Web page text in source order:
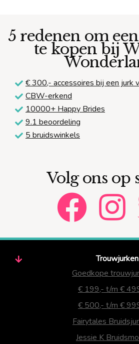
5 redenen om
te kopen bij
€ 300,- accessoires bij een jurk
CBW-erkend
10000+ Happy Brides
9.1 beoordeling
5 bruidswinkels
Volg ons op
Trouwjurken
Goedkope
€ 199,- t/m €
€ 500,- t/m €
Fairytales
Jessie K